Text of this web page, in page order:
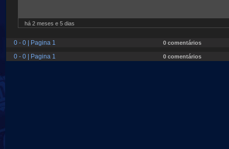
há 2 meses e 5 dias
0 - 0 | Pagina 1 0 comentários
0 - 0 | Pagina 1 0 comentários